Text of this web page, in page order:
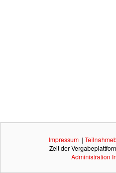
Impressum|
Zeit der
Administration